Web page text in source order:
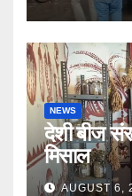
NEWS
देशी बीज
मिसाल
AUGUST 6,